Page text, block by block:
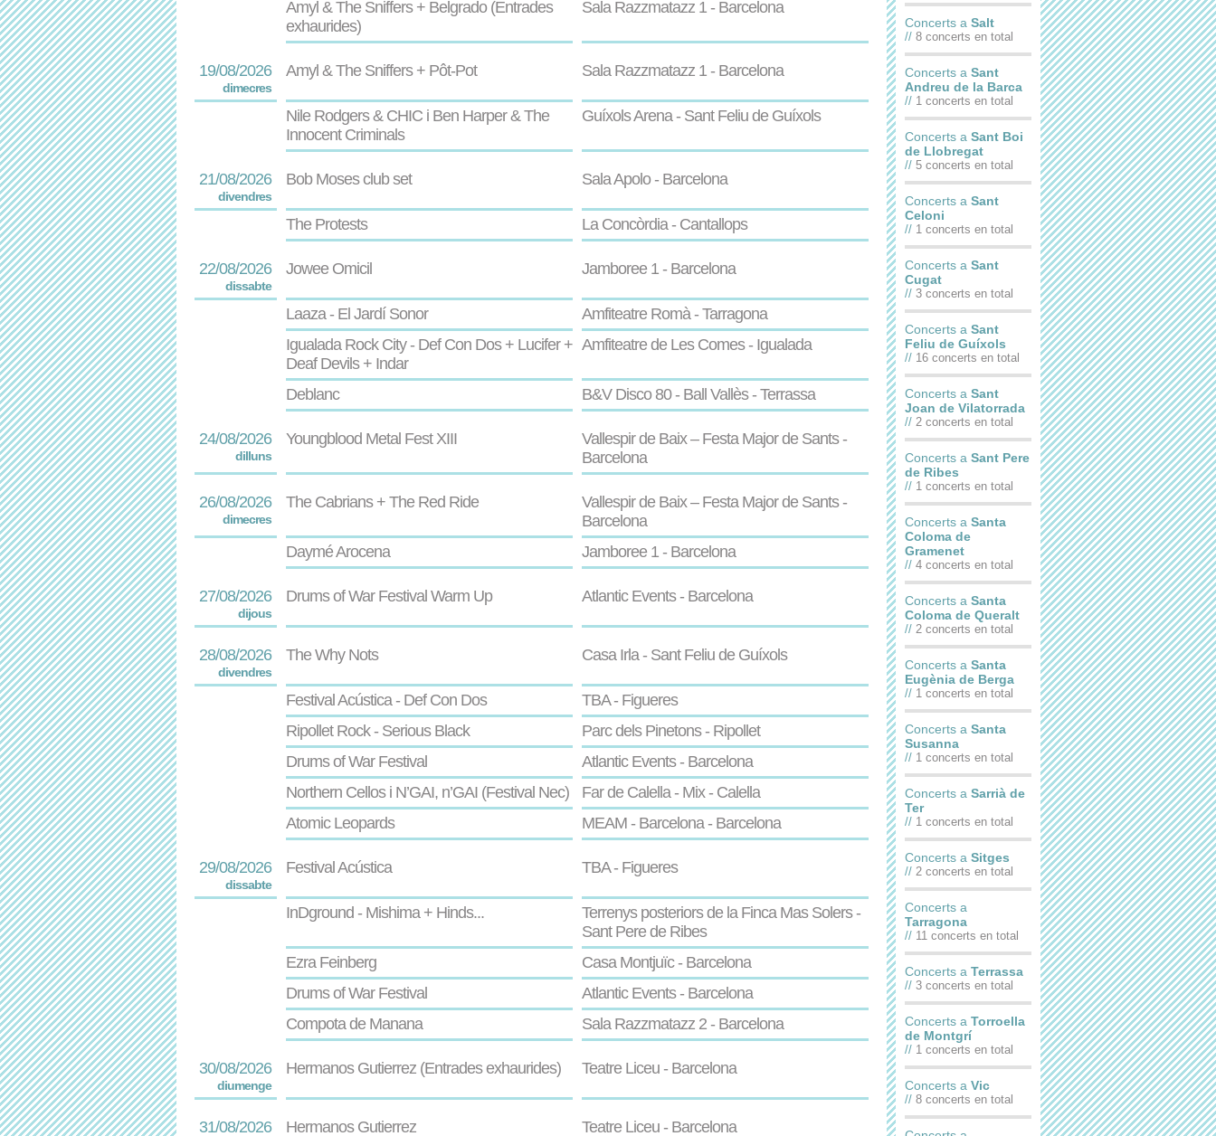
Amyl & The Sniffers + Belgrado (Entrades
exhaurides)
Sala Razzmatazz 1 - Barcelona
19/08/2026
dimecres
Amyl & The Sniffers + Pôt-Pot Sala Razzmatazz 1 - Barcelona
Nile Rodgers & CHIC i Ben Harper & The
Innocent Criminals
Guíxols Arena - Sant Feliu de Guíxols
21/08/2026
divendres
Bob Moses club set Sala Apolo - Barcelona
The Protests La Concòrdia - Cantallops
22/08/2026
dissabte
Jowee Omicil Jamboree 1 - Barcelona
Laaza - El Jardí Sonor
Amfiteatre Romà - Tarragona
Igualada Rock City - Def Con Dos + Lucifer +
Deaf Devils + Indar
Amfiteatre de Les Comes - Igualada
Deblanc B&V Disco 80 - Ball Vallès - Terrassa
24/08/2026
dilluns
Youngblood Metal Fest XIII
Vallespir de Baix – Festa Major de Sants -
Barcelona
26/08/2026
dimecres
The Cabrians + The Red Ride
Vallespir de Baix – Festa Major de Sants -
Barcelona
Daymé Arocena
Jamboree 1 - Barcelona
27/08/2026
dijous
Drums of War Festival Warm Up Atlantic Events - Barcelona
28/08/2026
divendres
The Why Nots Casa Irla - Sant Feliu de Guíxols
Festival Acústica - Def Con Dos
TBA - Figueres
Ripollet Rock - Serious Black
Parc dels Pinetons - Ripollet
Drums of War Festival
Atlantic Events - Barcelona
Northern Cellos i N’GAI, n’GAI (Festival Nec)
Far de Calella - Mix - Calella
Atomic Leopards
MEAM - Barcelona - Barcelona
29/08/2026
dissabte
Festival Acústica TBA - Figueres
InDground - Mishima + Hinds...
Terrenys posteriors de la Finca Mas Solers -
Sant Pere de Ribes
Ezra Feinberg
Casa Montjuïc - Barcelona
Drums of War Festival
Atlantic Events - Barcelona
Compota de Manana
Sala Razzmatazz 2 - Barcelona
30/08/2026
diumenge
Hermanos Gutierrez (Entrades exhaurides) Teatre Liceu - Barcelona
31/08/2026 Hermanos Gutierrez Teatre Liceu - Barcelona
Concerts a Salt
//8 concerts en total
Concerts a Sant
Andreu de la Barca
//1 concerts en total
Concerts a Sant Boi
de Llobregat
//5 concerts en total
Concerts a Sant
Celoni
//1 concerts en total
Concerts a Sant
Cugat
//3 concerts en total
Concerts a Sant
Feliu de Guíxols
//16 concerts en total
Concerts a Sant
Joan de Vilatorrada
//2 concerts en total
Concerts a Sant Pere
de Ribes
//1 concerts en total
Concerts a Santa
Coloma de
Gramenet
//4 concerts en total
Concerts a Santa
Coloma de Queralt
//2 concerts en total
Concerts a Santa
Eugènia de Berga
//1 concerts en total
Concerts a Santa
Susanna
//1 concerts en total
Concerts a Sarrià de
Ter
//1 concerts en total
Concerts a Sitges
//2 concerts en total
Concerts a
Tarragona
//11 concerts en total
Concerts a Terrassa
//3 concerts en total
Concerts a Torroella
de Montgrí
//1 concerts en total
Concerts a Vic
//8 concerts en total